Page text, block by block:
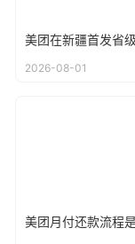
2026-08-01